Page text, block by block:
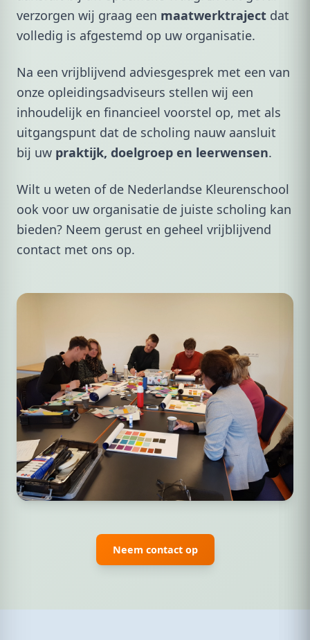
verzorgen wij graag een maatwerktraject dat
volledig is afgestemd op uw organisatie.
Na een vrijblijvend adviesgesprek met een van
onze opleidingsadviseurs stellen wij een
inhoudelijk en financieel voorstel op, met als
uitgangspunt dat de scholing nauw aansluit
bij uw praktijk, doelgroep en leerwensen.
Wilt u weten of de Nederlandse Kleurenschool
ook voor uw organisatie de juiste scholing kan
bieden? Neem gerust en geheel vrijblijvend
contact met ons op.
Neem contact op